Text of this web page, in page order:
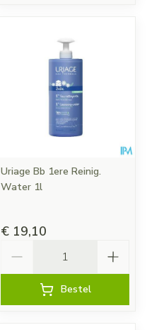
Uriage Bb 1ere Reinig.
Water 1l
€ 19,10
Bestel